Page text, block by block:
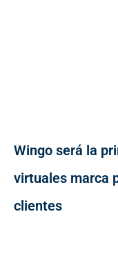
Wingo será la
virtuales marca
clientes